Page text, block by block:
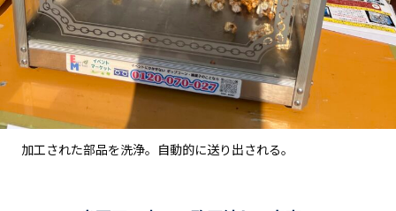
加工された部品を洗浄。自動的に送り出される。